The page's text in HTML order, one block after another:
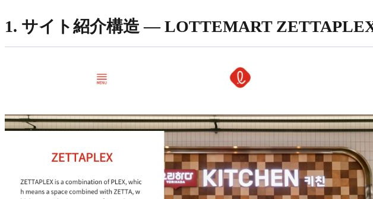
1. サイト紹介構造 — LOTTEMART